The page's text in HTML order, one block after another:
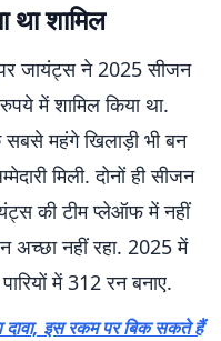
शामिल
जायंट्स ने 2025 सीजन
में शामिल किया था.
महंगे खिलाड़ी भी बन
मिली. दोनों ही सीजन
की टीम प्लेऑफ में नहीं
अच्छा नहीं रहा. 2025 में
में 312 रन बनाए.
दावा, इस रकम पर बिक सकते हैं